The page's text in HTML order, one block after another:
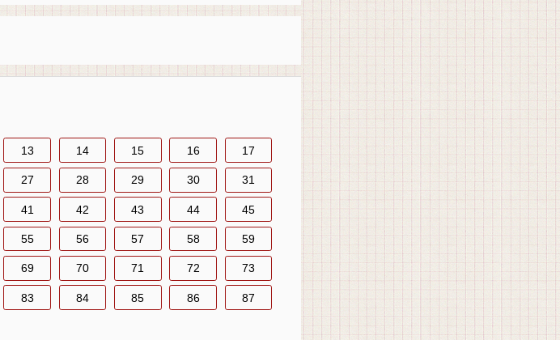
13 14 15 16 17
27 28 29 30 31
41 42 43 44 45
55 56 57 58 59
69 70 71 72 73
83 84 85 86 87